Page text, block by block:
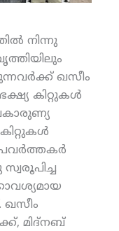
നിന്നു
ഖസീം
കിറ്റുകള്‍
മിദ്‌നബ്